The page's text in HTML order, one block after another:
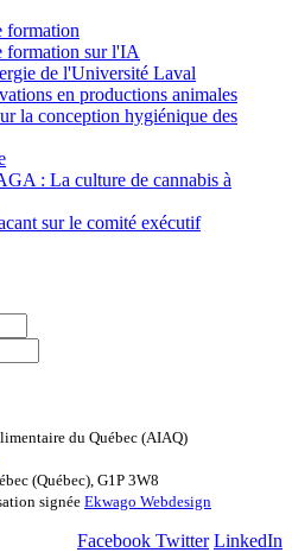
formation
formation sur l'IA
de l'Université Laval
en productions animales
la conception hygiénique des
: La culture de cannabis à
sur le comité exécutif
du Québec (AIAQ)
(Québec), G1P 3W8
signée Ekwago Webdesign
Facebook Twitter LinkedIn